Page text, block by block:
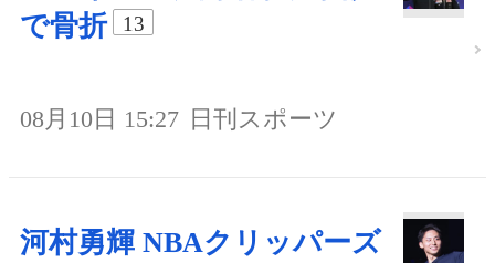
で骨折
13
08月10日 15:27 日刊スポーツ
河村勇輝 NBAクリッパーズ